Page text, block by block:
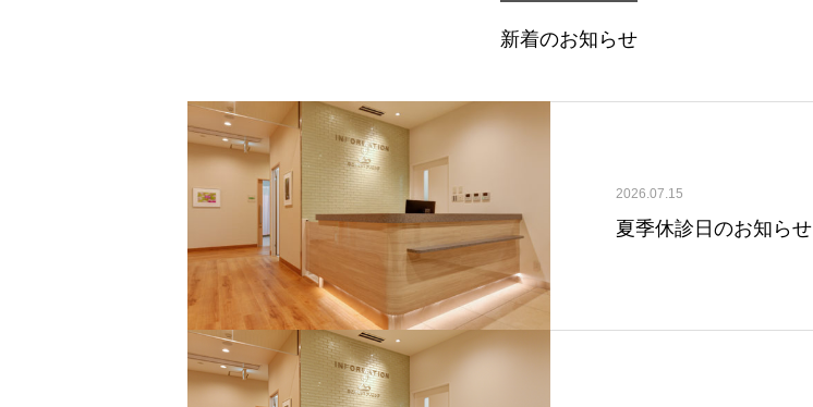
新着のお知らせ
2026.07.15
夏季休診日のお知らせ